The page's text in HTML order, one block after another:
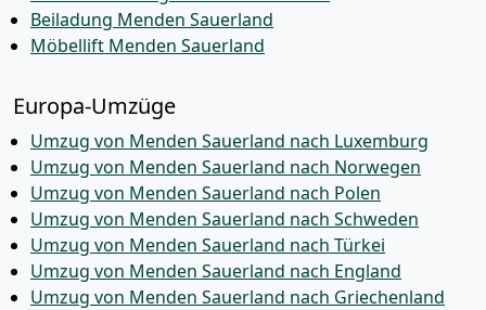
Beiladung Menden Sauerland
Möbellift Menden Sauerland
Europa-Umzüge
Umzug von Menden Sauerland nach Luxemburg
Umzug von Menden Sauerland nach Norwegen
Umzug von Menden Sauerland nach Polen
Umzug von Menden Sauerland nach Schweden
Umzug von Menden Sauerland nach Türkei
Umzug von Menden Sauerland nach England
Umzug von Menden Sauerland nach Griechenland